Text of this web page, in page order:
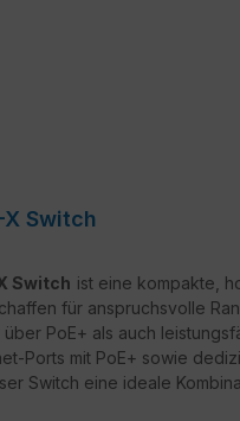
X Switch
Switch ist eine kompakte,
für anspruchsvolle
PoE+ als auch
Ports mit PoE+ sowie
Switch eine ideale